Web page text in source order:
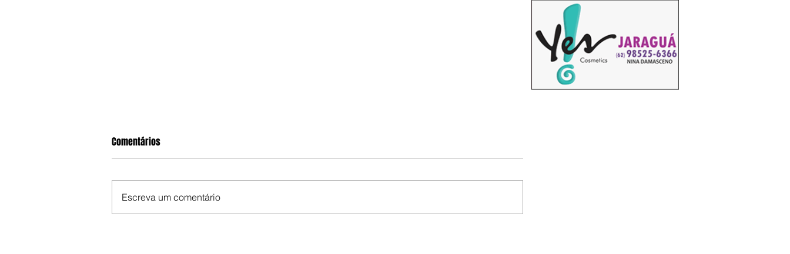
Comentários
Escreva um comentário